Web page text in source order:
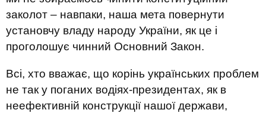
заколот – навпаки, наша мета повернути
установчу владу народу України, як це і
проголошує чинний Основний Закон.
Всі, хто вважає, що корінь українських проблем
не так у поганих водіях-президентах, як в
неефективній конструкції нашої держави,